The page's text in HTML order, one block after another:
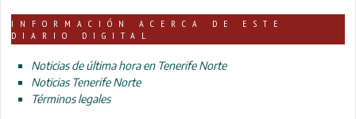
INFORMACIÓN ACERCA DE ESTE
DIARIO DIGITAL
Noticias de última hora en Tenerife Norte
Noticias Tenerife Norte
Términos legales